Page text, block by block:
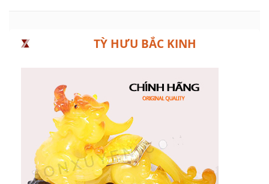
TỲ HƯU BẮC KINH